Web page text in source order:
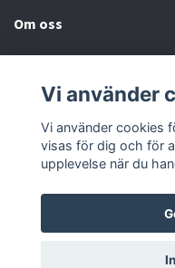
Om oss
Kontakta oss
© 2026 2nd
Vi använder
Vi använder cookies
visas för dig och för
upplevelse när du